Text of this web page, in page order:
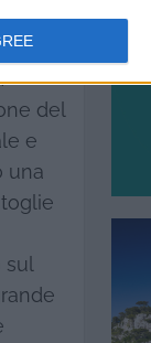
del
del
e
una
sul